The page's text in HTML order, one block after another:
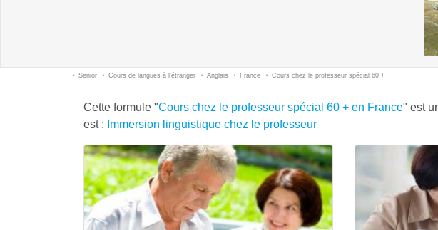
Senior Cours de langues à l’étranger Anglais France Cours chez le professeur spécial 60 +
Cette formule "Cours chez le professeur spécial 60 + en France" est
est : Immersion linguistique chez le professeur